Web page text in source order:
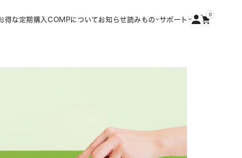
得な定期購入 COMPについてお知らせ読みもの サポート
0